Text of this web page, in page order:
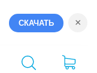
СКАЧАТЬ ×